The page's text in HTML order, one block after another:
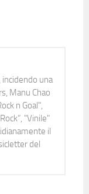
una
Manu Chao
n Goal",
"Vinile"
il
del